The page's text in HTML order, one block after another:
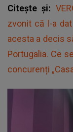
Citește și:
zvonit că l-a
acesta a decis
Portugalia. Ce
concurenți